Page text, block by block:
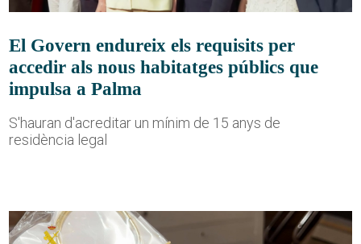
El Govern endureix els requisits per
accedir als nous habitatges públics que
impulsa a Palma
S'hauran d'acreditar un mínim de 15 anys de
residència legal